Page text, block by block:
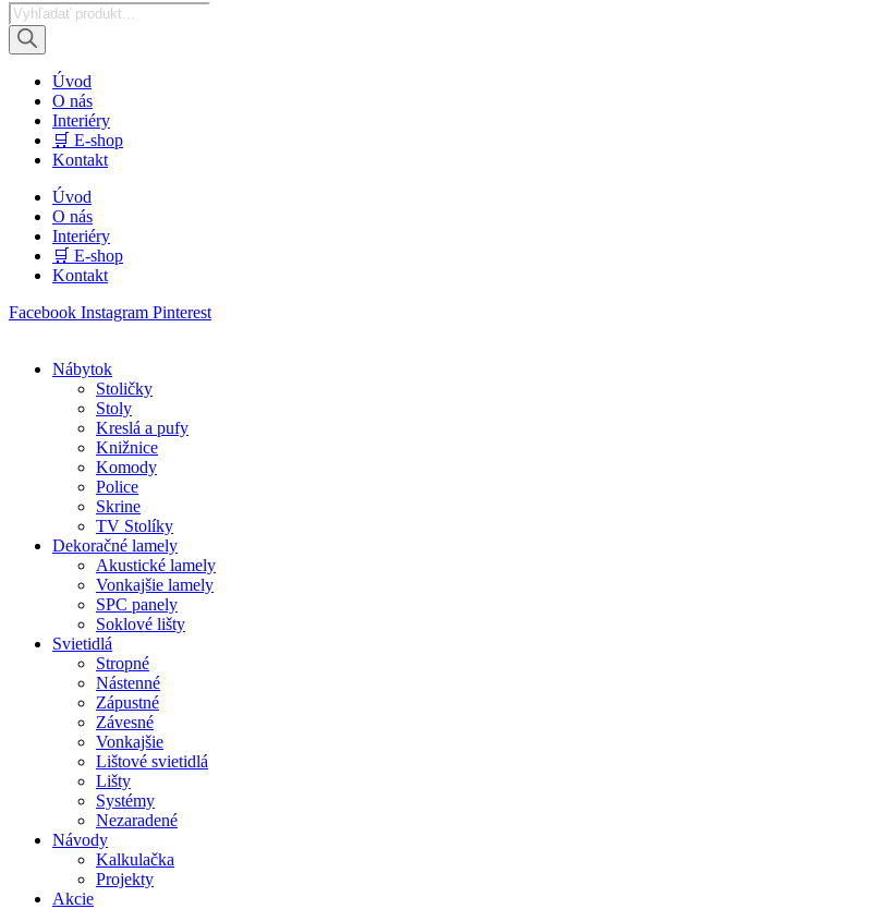
Products
search
Úvod
O nás
Interiéry
🛒 E-shop
Kontakt
Úvod
O nás
Interiéry
🛒 E-shop
Kontakt
Facebook Instagram Pinterest
Nábytok
Stoličky
Stoly
Kreslá a pufy
Knižnice
Komody
Police
Skrine
TV Stolíky
Dekoračné lamely
Akustické lamely
Vonkajšie lamely
SPC panely
Soklové lišty
Svietidlá
Stropné
Nástenné
Zápustné
Závesné
Vonkajšie
Lištové svietidlá
Lišty
Systémy
Nezaradené
Návody
Kalkulačka
Projekty
Akcie